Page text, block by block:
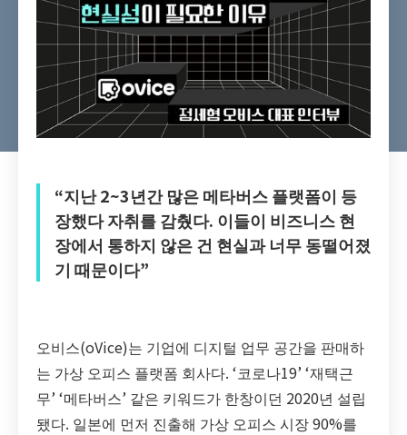
“지난 2~3년간 많은 메타버스 플랫폼이 등
장했다 자취를 감췄다. 이들이 비즈니스 현
장에서 통하지 않은 건 현실과 너무 동떨어졌
기 때문이다”
오비스(oVice)는 기업에 디지털 업무 공간을 판매하
는 가상 오피스 플랫폼 회사다. ‘코로나19’ ‘재택근
무’ ‘메타버스’ 같은 키워드가 한창이던 2020년 설립
됐다. 일본에 먼저 진출해 가상 오피스 시장 90%를